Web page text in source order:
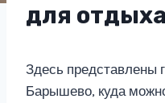
для
Здесь представлены
Барышево, куда